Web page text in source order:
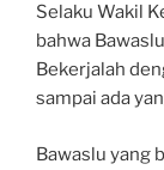
Selaku Wakil
bahwa
Bekerjalah
sampai ada
Bawaslu yang